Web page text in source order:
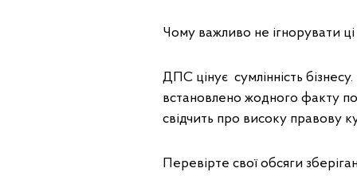
Чому важливо не ігнорувати
ДПС цінує сумлінність
встановлено жодного факту
свідчить про високу правову
Перевірте свої обсяги